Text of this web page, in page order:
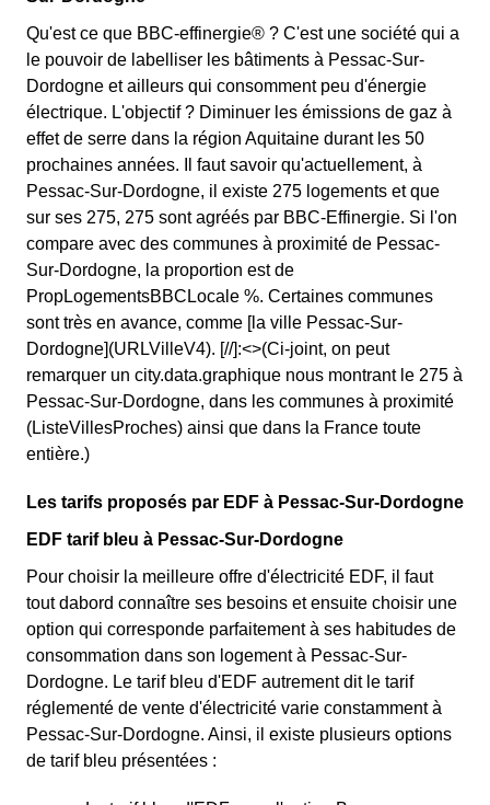
Qu'est ce que BBC-effinergie® ? C'est une société qui a
le pouvoir de labelliser les bâtiments à Pessac-Sur-
Dordogne et ailleurs qui consomment peu d'énergie
électrique. L'objectif ? Diminuer les émissions de gaz à
effet de serre dans la région Aquitaine durant les 50
prochaines années. Il faut savoir qu'actuellement, à
Pessac-Sur-Dordogne, il existe 275 logements et que
sur ses 275, 275 sont agréés par BBC-Effinergie. Si l'on
compare avec des communes à proximité de Pessac-
Sur-Dordogne, la proportion est de
PropLogementsBBCLocale %. Certaines communes
sont très en avance, comme [la ville Pessac-Sur-
Dordogne](URLVilleV4). [//]:<>(Ci-joint, on peut
remarquer un city.data.graphique nous montrant le 275 à
Pessac-Sur-Dordogne, dans les communes à proximité
(ListeVillesProches) ainsi que dans la France toute
entière.)
Les tarifs proposés par EDF à Pessac-Sur-Dordogne
EDF tarif bleu à Pessac-Sur-Dordogne
Pour choisir la meilleure offre d'électricité EDF, il faut
tout dabord connaître ses besoins et ensuite choisir une
option qui corresponde parfaitement à ses habitudes de
consommation dans son logement à Pessac-Sur-
Dordogne. Le tarif bleu d'EDF autrement dit le tarif
réglementé de vente d'électricité varie constamment à
Pessac-Sur-Dordogne. Ainsi, il existe plusieurs options
de tarif bleu présentées :